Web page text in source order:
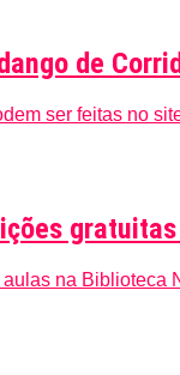
de
ser feitas no
na Biblioteca